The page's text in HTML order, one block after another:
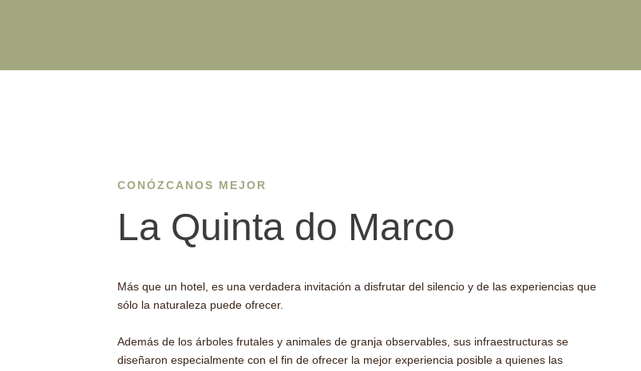
CONÓZCANOS MEJOR
La Quinta do Marco
Más que un hotel, es una verdadera invitación a disfrutar del silencio y de las experiencias que
sólo la naturaleza puede ofrecer.
Además de los árboles frutales y animales de granja observables, sus infraestructuras se
diseñaron especialmente con el fin de ofrecer la mejor experiencia posible a quienes las